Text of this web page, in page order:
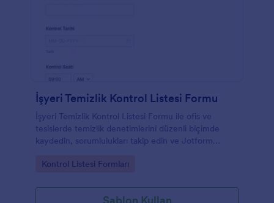
İşyeri Temizlik Kontrol Listesi Formu
İşyeri Temizlik Kontrol Listesi Formu ile ofis ve
tesislerde temizlik denetimlerini düzenli biçimde
kaydedin, sorumlulukları takip edin ve Jotform
Go to Category:
Kontrol Listesi Formları